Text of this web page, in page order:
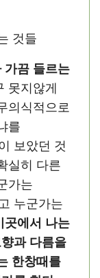
것들
가끔 들르는
못지않게
의식적으로
를
보았던 것
실히 다른
가는
누군가는
곳에서 나는
과 다름을
한창때를